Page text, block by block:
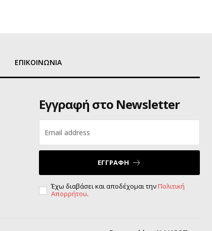
ΕΠΙΚΟΙΝΩΝΙΑ
Εγγραφή στο Newsletter
ΕΓΓΡΑΦΗ
Έχω διαβάσει και αποδέχομαι τηνΠολιτική
Απορρήτου.